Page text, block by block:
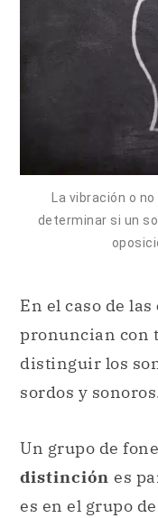
La vibración o
determinar si un
En el caso de las
pronuncian con
distinguir los
sordos y
Un grupo de
distinción es
es en el grupo